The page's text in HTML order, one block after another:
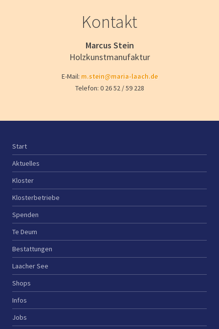
Kontakt
Marcus Stein
Holzkunstmanufaktur
E-Mail: m.stein@maria-laach.de
Telefon: 0 26 52 / 59 228
Start
Aktuelles
Kloster
Klosterbetriebe
Spenden
Te Deum
Bestattungen
Laacher See
Shops
Infos
Jobs